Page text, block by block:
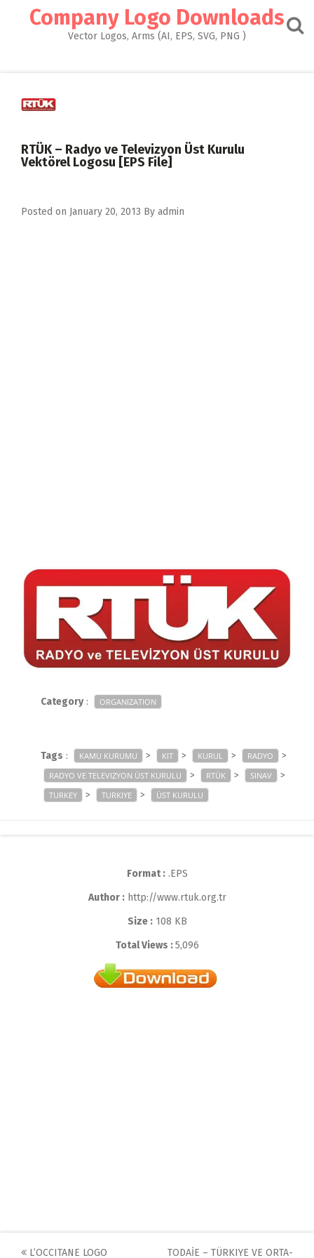
Company Logo Downloads
Vector Logos, Arms (AI, EPS, SVG, PNG )
RTÜK – Radyo ve Televizyon Üst Kurulu
Vektörel Logosu [EPS File]
Posted on January 20, 2013 By admin
Category: ORGANIZATION
Tags : KAMU KURUMU > KIT > KURUL > RADYO >
RADYO VE TELEVIZYON ÜST KURULU > RTÜK > SINAV >
TURKEY > TURKIYE > ÜST KURULU
Format :.EPS
Author :http://www.rtuk.org.tr
Size :108 KB
Total Views :5,096
L’OCCITANE LOGO TODAİE – TÜRKIYE VE ORTA-